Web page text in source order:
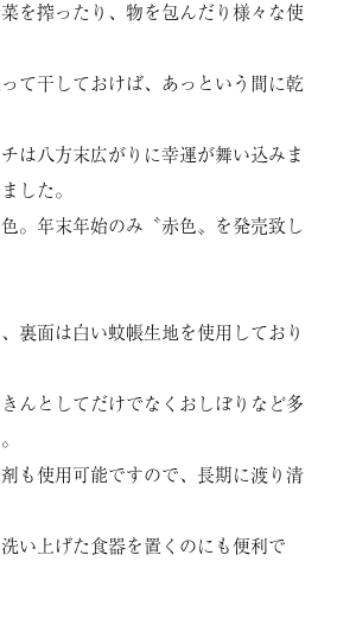
を搾ったり、物を包んだり様々な使
て干しておけば、あっという間に乾
は八方末広がりに幸運が舞い込みま
した。
。年末年始のみ〝赤色〟を発売致し
裏面は白い蚊帳生地を使用しており
んとしてだけでなくおしぼりなど多
も使用可能ですので、長期に渡り清
い上げた食器を置くのにも便利で